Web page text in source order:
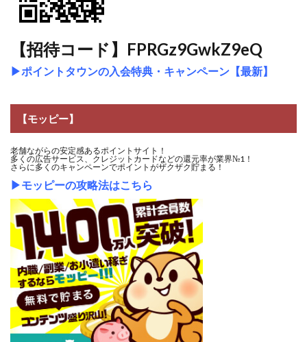
【招待コード】FPRGz9GwkZ9eQ
▶ポイントタウンの入会特典・キャンペーン【最新】
【モッピー】
老舗ながらの安定感あるポイントサイト！
多くの広告サービス、クレジットカードなどの還元率が業界№1！
さらに多くのキャンペーンでポイントがザクザク貯まる！
▶モッピーの攻略法はこちら